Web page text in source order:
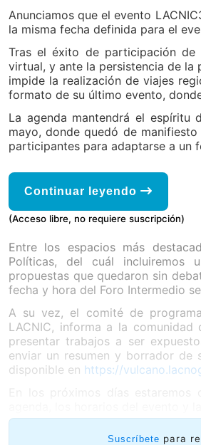
Anunciamos que el evento
la misma fecha definida para el
Tras el éxito de participación de
virtual, y ante la persistencia de la
impide la realización de viajes
formato de su último evento,
La agenda mantendrá el espíritu
mayo, donde quedó de
participantes para adaptarse a un
Continuar leyendo
(Acceso libre, no requiere suscripción)
Entre los espacios más
Políticas, del cuál incluiremos
propuestas que quedaron sin
fecha y hora del Foro Intermedio
A su vez, el comité de
LACNIC, informa a la
presentar trabajos a ser
enviar un resumen y borrador
disponible en https://
Suscríbete para